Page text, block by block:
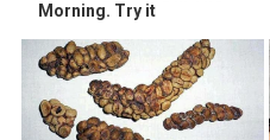
Morning. Try it